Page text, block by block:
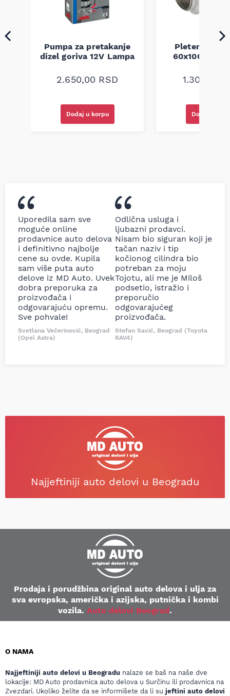
Pumpa za pretakanje
dizel goriva 12V Lampa
2.650,00 RSD
Dodaj u korpu
Pletenica
60x100
1.300,00
Dodaj u
Uporedila sam sve
moguće online
prodavnice auto delova
i definitivno najbolje
cene su ovde. Kupila
sam više puta auto
delove iz MD Auto. Uvek
dobra preporuka za
proizvođača i
odgovarajuću opremu.
Sve pohvale!
Svetlana Večerinović, Beograd
(Opel Astra)
Odlična usluga i
ljubazni prodavci.
Nisam bio siguran koji je
tačan naziv i tip
kočionog cilindra bio
potreban za moju
Tojotu, ali me je Miloš
podsetio, istražio i
preporučio
odgovarajućeg
proizvođača.
Stefan Savić, Beograd (Toyota
RAV4)
Najjeftiniji auto delovi u Beogradu
Prodaja i porudžbina original auto delova i ulja za
sva evropska, američka i azijska, putnička i kombi
vozila. Auto delovi Beograd.
O NAMA
Najjeftiniji auto delovi u Beogradu nalaze se baš na naše dve
lokacije: MD Auto prodavnica auto delova u Surčinu ili prodavnica na
Zvezdari. Ukoliko želite da se informišete da li su jeftini auto delovi